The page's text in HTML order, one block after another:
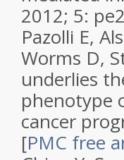
2012; 5:
Pazolli E,
Worms D,
underlies
phenotype
cancer
[PMC free